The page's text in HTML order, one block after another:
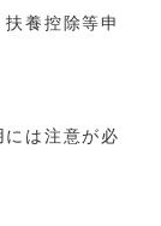
養控除等申
は注意が必